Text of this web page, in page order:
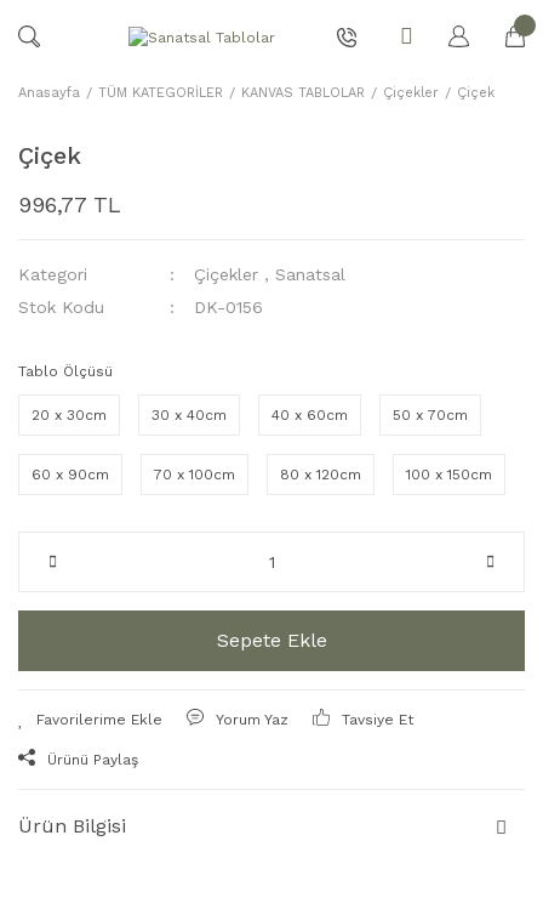
Anasayfa TÜM KATEGORİLER KANVAS TABLOLAR Çiçekler Çiçek
Çiçek
996,77 TL
Kategori Çiçekler ,Sanatsal
Stok Kodu
DK-0156
Tablo Ölçüsü
20 x 30cm 30 x 40cm 40 x 60cm 50 x 70cm
60 x 90cm 70 x 100cm 80 x 120cm 100 x 150cm
Sepete Ekle
Yorum Yaz Tavsiye Et
Ürünü Paylaş
Ürün Bilgisi